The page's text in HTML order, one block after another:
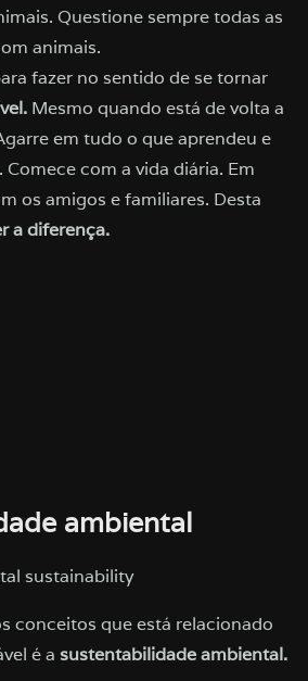
Questione sempre todas as
animais.
fazer no sentido de se tornar
Mesmo quando está de volta a
em tudo o que aprendeu e
. Comece com a vida diária. Em
os amigos e familiares. Desta
a diferença.
ambiental
conceitos que está relacionado
é a sustentabilidade ambiental.